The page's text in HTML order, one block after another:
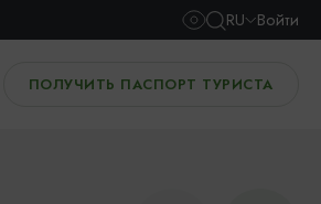
RU Войти
ПОЛУЧИТЬ ПАСПОРТ ТУРИСТА